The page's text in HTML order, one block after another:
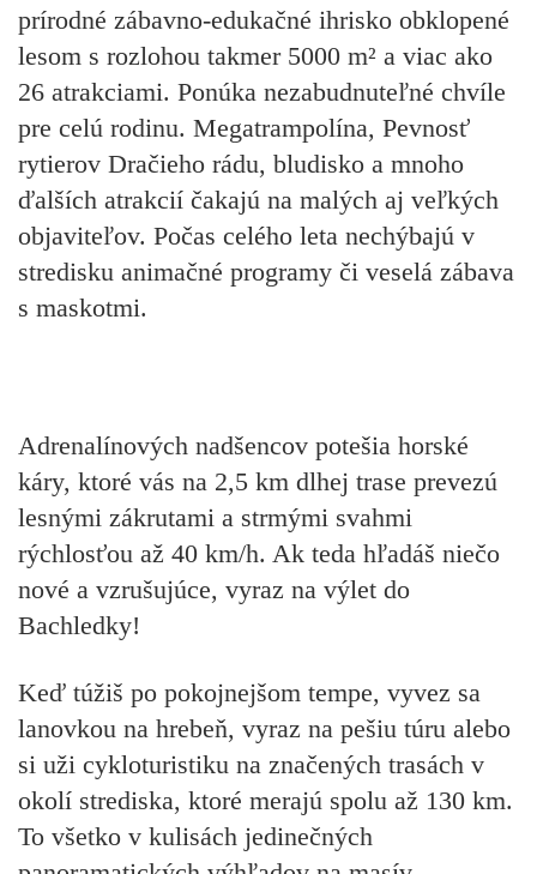
prírodné zábavno-edukačné ihrisko obklopené
lesom s rozlohou takmer 5000 m² a viac ako
26 atrakciami. Ponúka nezabudnuteľné chvíle
pre celú rodinu. Megatrampolína, Pevnosť
rytierov Dračieho rádu, bludisko a mnoho
ďalších atrakcií čakajú na malých aj veľkých
objaviteľov. Počas celého leta nechýbajú v
stredisku animačné programy či veselá zábava
s maskotmi.
Adrenalínových nadšencov potešia horské
káry, ktoré vás na 2,5 km dlhej trase prevezú
lesnými zákrutami a strmými svahmi
rýchlosťou až 40 km/h. Ak teda hľadáš niečo
nové a vzrušujúce, vyraz na výlet do
Bachledky!
Keď túžiš po pokojnejšom tempe, vyvez sa
lanovkou na hrebeň, vyraz na pešiu túru alebo
si uži cykloturistiku na značených trasách v
okolí strediska, ktoré merajú spolu až 130 km.
To všetko v kulisách jedinečných